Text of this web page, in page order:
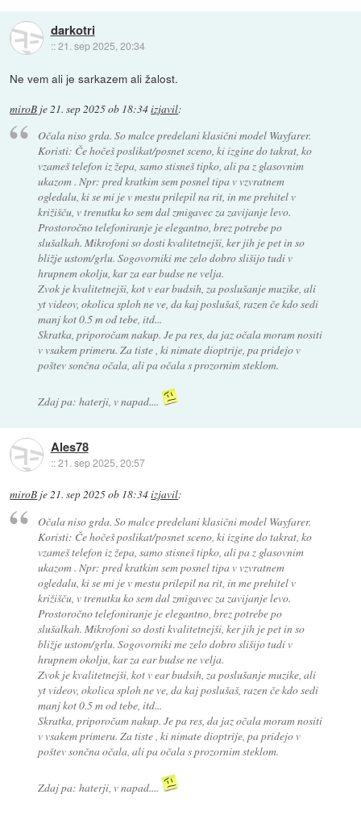
darkotri
::21. sep 2025, 20:34
Ne vem ali je sarkazem ali žalost.
miroB je21. sep 2025 ob 18:34izjavil:
Očala niso grda. So malce predelani klasični model Wayfarer.
Koristi: Če hočeš poslikat/posnet sceno, ki izgine do takrat, ko
vzameš telefon iz žepa, samo stisneš tipko, ali pa z glasovnim
ukazom . Npr: pred kratkim sem posnel tipa v vzvratnem
ogledalu, ki se mi je v mestu prilepil na rit, in me prehitel v
križišču, v trenutku ko sem dal zmigavec za zavijanje levo.
Prostoročno telefoniranje je elegantno, brez potrebe po
slušalkah. Mikrofoni so dosti kvalitetnejši, ker jih je pet in so
bližje ustom/grlu. Sogovorniki me zelo dobro slišijo tudi v
hrupnem okolju, kar za ear budse ne velja.
Zvok je kvalitetnejši, kot v ear budsih, za poslušanje muzike, ali
yt videov, okolica sploh ne ve, da kaj poslušaš, razen če kdo sedi
manj kot 0.5 m od tebe, itd...
Skratka, priporočam nakup. Je pa res, da jaz očala moram nositi
v vsakem primeru. Za tiste , ki nimate dioptrije, pa pridejo v
poštev sončna očala, ali pa očala s prozornim steklom.
Zdaj pa: haterji, v napad....
Ales78
::21. sep 2025, 20:57
miroB je21. sep 2025 ob 18:34izjavil:
Očala niso grda. So malce predelani klasični model Wayfarer.
Koristi: Če hočeš poslikat/posnet sceno, ki izgine do takrat, ko
vzameš telefon iz žepa, samo stisneš tipko, ali pa z glasovnim
ukazom . Npr: pred kratkim sem posnel tipa v vzvratnem
ogledalu, ki se mi je v mestu prilepil na rit, in me prehitel v
križišču, v trenutku ko sem dal zmigavec za zavijanje levo.
Prostoročno telefoniranje je elegantno, brez potrebe po
slušalkah. Mikrofoni so dosti kvalitetnejši, ker jih je pet in so
bližje ustom/grlu. Sogovorniki me zelo dobro slišijo tudi v
hrupnem okolju, kar za ear budse ne velja.
Zvok je kvalitetnejši, kot v ear budsih, za poslušanje muzike, ali
yt videov, okolica sploh ne ve, da kaj poslušaš, razen če kdo sedi
manj kot 0.5 m od tebe, itd...
Skratka, priporočam nakup. Je pa res, da jaz očala moram nositi
v vsakem primeru. Za tiste , ki nimate dioptrije, pa pridejo v
poštev sončna očala, ali pa očala s prozornim steklom.
Zdaj pa: haterji, v napad....